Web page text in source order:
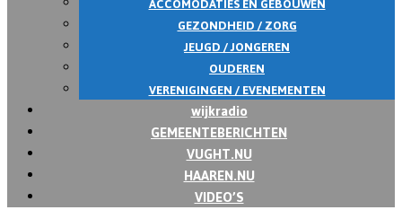
GEZONDHEID / ZORG
JEUGD / JONGEREN
OUDEREN
VERENIGINGEN / EVENEMENTEN
wijkradio
GEMEENTEBERICHTEN
VUGHT.NU
HAAREN.NU
VIDEO’S